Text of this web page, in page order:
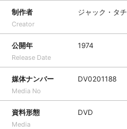
制作者
Creator
ジャック・タチ
公開年
Release Date
1974
媒体ナンバー
Media No
DV0201188
資料形態
Media
DVD